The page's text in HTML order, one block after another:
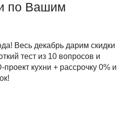
по Вашим
Весь декабрь дарим скидки
тест из 10 вопросов и
кухни + рассрочку 0% и